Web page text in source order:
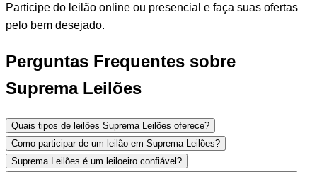
Participe do leilão online ou presencial e faça suas ofertas
pelo bem desejado.
Perguntas Frequentes sobre
Suprema Leilões
Quais tipos de leilões Suprema Leilões oferece?
Como participar de um leilão em Suprema Leilões?
Suprema Leilões é um leiloeiro confiável?